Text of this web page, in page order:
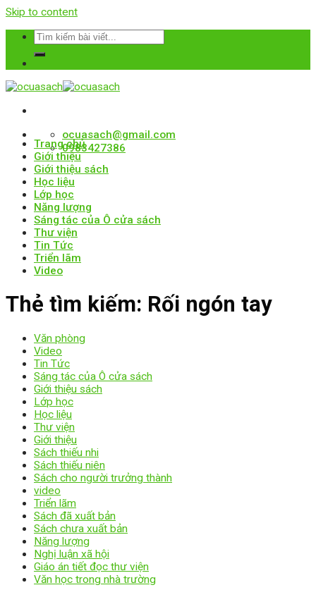
Skip to content
ocuasach@gmail.com
0983427386
Trang chủ
Giới thiệu
Giới thiệu sách
Học liệu
Lớp học
Năng lượng
Sáng tác của Ô cửa sách
Thư viện
Tin Tức
Triển lãm
Video
Thẻ tìm kiếm: Rối ngón tay
Văn phòng
Video
Tin Tức
Sáng tác của Ô cửa sách
Giới thiệu sách
Lớp học
Học liệu
Thư viện
Giới thiệu
Sách thiếu nhi
Sách thiếu niên
Sách cho người trưởng thành
video
Triển lãm
Sách đã xuất bản
Sách chưa xuất bản
Năng lượng
Nghị luận xã hội
Giáo án tiết đọc thư viện
Văn học trong nhà trường